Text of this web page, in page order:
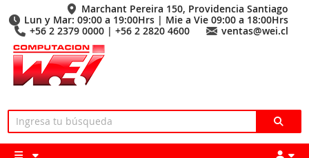
Marchant Pereira 150, Providencia Santiago
Lun y Mar: 09:00 a 19:00Hrs | Mie a Vie 09:00 a 18:00Hrs
+56 2 2379 0000 | +56 2 2820 4600
ventas@wei.cl